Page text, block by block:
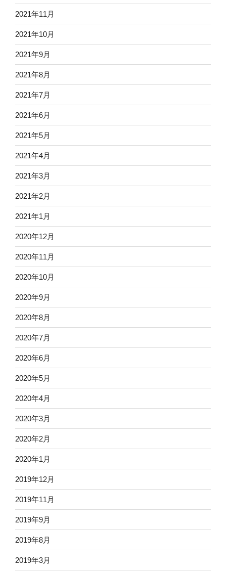
2021年11月
2021年10月
2021年9月
2021年8月
2021年7月
2021年6月
2021年5月
2021年4月
2021年3月
2021年2月
2021年1月
2020年12月
2020年11月
2020年10月
2020年9月
2020年8月
2020年7月
2020年6月
2020年5月
2020年4月
2020年3月
2020年2月
2020年1月
2019年12月
2019年11月
2019年9月
2019年8月
2019年3月